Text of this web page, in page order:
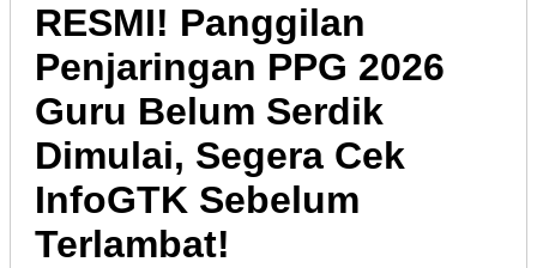
RESMI! Panggilan
Penjaringan PPG 2026
Guru Belum Serdik
Dimulai, Segera Cek
InfoGTK Sebelum
Terlambat!